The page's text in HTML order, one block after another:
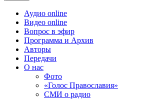
Аудио online
Видео online
Вопрос в эфир
Программа и Архив
Авторы
Передачи
О нас
Фото
«Голос Православия»
СМИ о радио